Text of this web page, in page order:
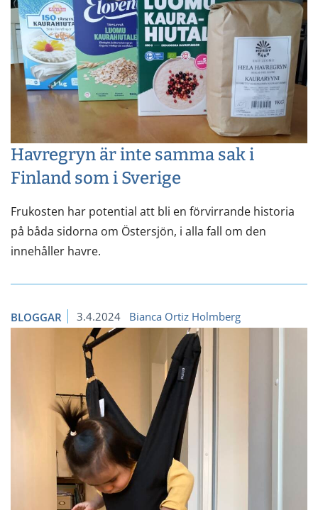
Havregryn är inte samma sak i
Finland som i Sverige
Frukosten har potential att bli en förvirrande historia
på båda sidorna om Östersjön, i alla fall om den
innehåller havre.
BLOGGAR 3.4.2024 Bianca Ortiz Holmberg